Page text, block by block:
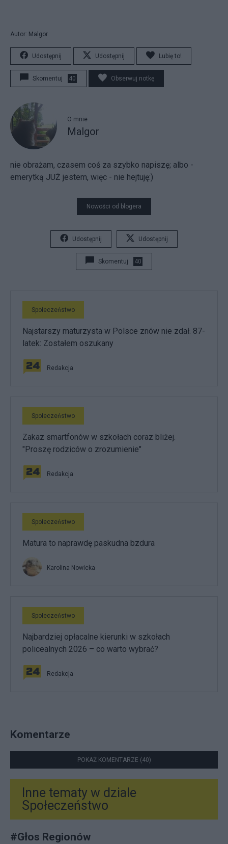
Autor: Malgor
Udostępnij Udostępnij Lubię to!
Skomentuj 40 Obserwuj notkę
O mnie
Malgor
nie obrażam, czasem coś za szybko napiszę; albo -
emerytką JUŻ jestem, więc - nie hejtuję:)
Nowości od blogera
Udostępnij Udostępnij
Skomentuj 40
Społeczeństwo
Najstarszy maturzysta w Polsce znów nie zdał. 87-
latek: Zostałem oszukany
Redakcja
Społeczeństwo
Zakaz smartfonów w szkołach coraz bliżej.
"Proszę rodziców o zrozumienie"
Redakcja
Społeczeństwo
Matura to naprawdę paskudna bzdura
Karolina Nowicka
Społeczeństwo
Najbardziej opłacalne kierunki w szkołach
policealnych 2026 – co warto wybrać?
Redakcja
Komentarze
POKAŻ KOMENTARZE (40)
Inne tematy w dziale
Społeczeństwo
#Głos Regionów